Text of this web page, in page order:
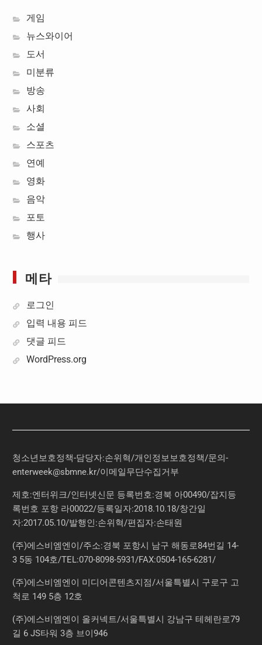
게임
뉴스와이어
도서
미분류
방송
사회
소셜
스포츠
연예
영화
음악
포토
행사
메타
로그인
입력 내용 피드
댓글 피드
WordPress.org
청소년보호정책-담당자:손위혁/개인정보보호정책/문의-
enterweek@sbmne.kr/이메일무단수집거부
제호:엔터위크/인터넷신문 등록번호:경북 아00490/잡지등
록번호 포항 라00022/등록일자:2018.10.18/창간일
자:2017.05.10/발행인:손위혁/편집자:손태원
(주)에스비엠엔이/주소:경북 포항시 남구 해동로84번길 14-
3 5동 104호/TEL:070-8098-5931/FAX:0504-165-6281/
(주)에스비엠엔이 미디어콘텐츠지점/서울특별시 구로구 고
척로 149 5층 12호
(주)에스비엠엔이 올커넥트/서울특별시 강남구 테헤란로79
길 6 JS타워 3층 브이946